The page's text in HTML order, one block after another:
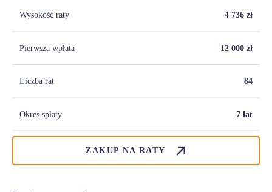
Wysokość raty 4 736 zł
Pierwsza wpłata 12 000 zł
Liczba rat 84
Okres spłaty 7 lat
ZAKUP NA RATY